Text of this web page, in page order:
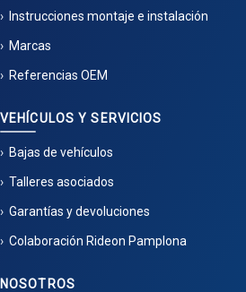
Instrucciones montaje e instalación
Marcas
Referencias OEM
VEHÍCULOS Y SERVICIOS
Bajas de vehículos
Talleres asociados
Garantías y devoluciones
Colaboración Rideon Pamplona
NOSOTROS